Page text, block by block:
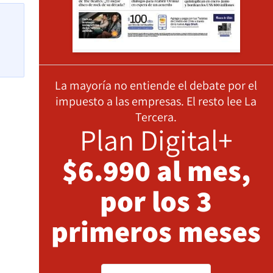
La mayoría no entiende el debate por el
impuesto a las empresas. El resto lee La
Tercera.
Plan Digital+
$6.990 al mes,
por los 3
primeros meses